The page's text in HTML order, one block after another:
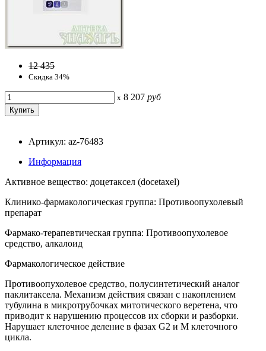
12 435
Скидка 34%
x 8 207 руб
Артикул: az-76483
Информация
Активное вещество: доцетаксел (docetaxel)
Клинико-фармакологическая группа: Противоопухолевый
препарат
Фармако-терапевтическая группа: Противоопухолевое
средство, алкалоид
Фармакологическое действие
Противоопухолевое средство, полусинтетический аналог
паклитаксела. Механизм действия связан с накоплением
тубулина в микротрубочках митотического веретена, что
приводит к нарушению процессов их сборки и разборки.
Нарушает клеточное деление в фазах G2 и M клеточного
цикла.